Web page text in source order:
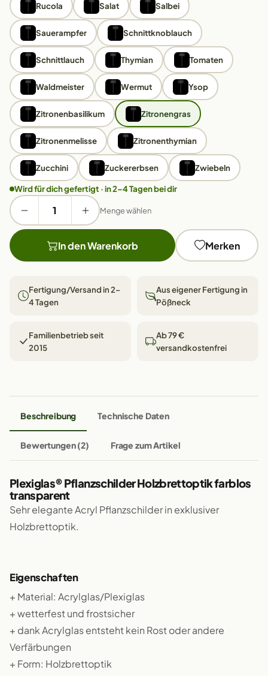
Rucola Salat Salbei
Sauerampfer Schnittknoblauch
Schnittlauch Thymian Tomaten
Waldmeister Wermut Ysop
Zitronenbasilikum Zitronengras
Zitronenmelisse Zitronenthymian
Zucchini Zuckererbsen Zwiebeln
Wird für dich gefertigt · in 2–4 Tagen bei dir
Menge wählen
In den Warenkorb Merken
Fertigung/Versand in 2–
4 Tagen
Aus eigener Fertigung in
Pößneck
Familienbetrieb seit
2015
Ab 79 €
versandkostenfrei
Beschreibung Technische Daten
Bewertungen (2) Frage zum Artikel
Plexiglas® Pflanzschilder Holzbrettoptik farblos
transparent
Sehr elegante Acryl Pflanzschilder in exklusiver
Holzbrettoptik.
Eigenschaften
+ Material: Acrylglas/Plexiglas
+ wetterfest und frostsicher
+ dank Acrylglas entsteht kein Rost oder andere
Verfärbungen
+ Form: Holzbrettoptik